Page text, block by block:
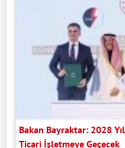
Bakan Bayraktar: 2028
Ticari İşletmeye Geçecek